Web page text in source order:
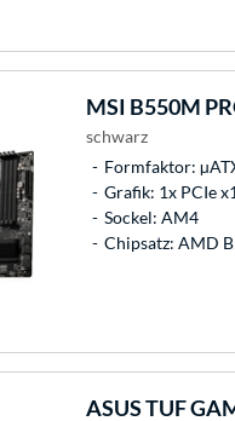
MSI B550M
schwarz
Formfaktor:
Grafik: 1x PCIe
Sockel: AM4
Chipsatz: AMD
ASUSTUF